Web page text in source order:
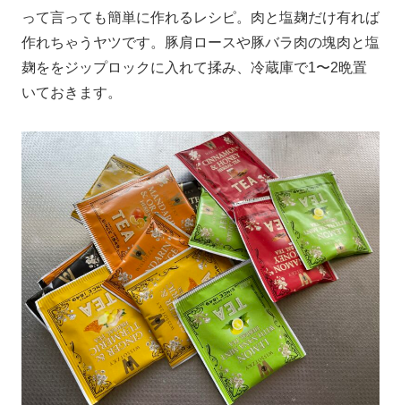
って言っても簡単に作れるレシピ。肉と塩麹だけ有れば
作れちゃうヤツです。豚肩ロースや豚バラ肉の塊肉と塩
麹ををジップロックに入れて揉み、冷蔵庫で1〜2晩置
いておきます。